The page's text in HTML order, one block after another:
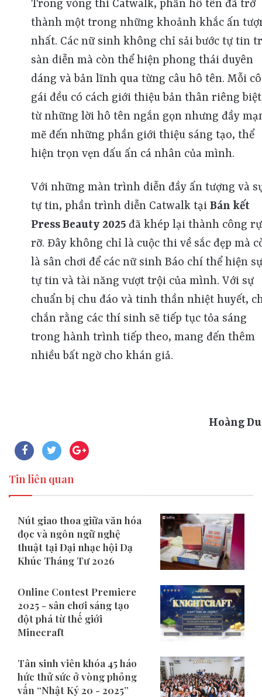
Trong vòng thi Catwalk, phần hô tên đã trở
thành một trong những khoảnh khắc ấn
nhất. Các nữ sinh không chỉ sải bước tự tin
sàn diễn mà còn thể hiện phong thái duyên
dáng và bản lĩnh qua từng câu hô tên. Mỗi cô
gái đều có cách giới thiệu bản thân riêng
từ những lời hô tên ngắn gọn nhưng đầy
mẽ đến những phần giới thiệu sáng tạo, thể
hiện trọn vẹn dấu ấn cá nhân của mình.
Với những màn trình diễn đầy ấn tượng và
tự tin, phần trình diễn Catwalk tại Bán kết
Press Beauty 2025đã khép lại thành công
rỡ. Đây không chỉ là cuộc thi về sắc đẹp mà
là sân chơi để các nữ sinh Báo chí thể hiện sự
tự tin và tài năng vượt trội của mình. Với sự
chuẩn bị chu đáo và tinh thần nhiệt huyết,
chắn rằng các thí sinh sẽ tiếp tục tỏa sáng
trong hành trình tiếp theo, mang đến thêm
nhiều bất ngờ cho khán giả.
Hoàng
Tin liên quan
Nút giao thoa giữa văn hóa
đọc và ngôn ngữ nghệ
thuật tại Đại nhạc hội Dạ
Khúc Tháng Tư 2026
Online Contest Premiere
2025 - sân chơi sáng tạo
đột phá từ thế giới
Minecraft
Tân sinh viên khóa 45 háo
hức thử sức ở vòng phỏng
vấn “Nhật Ký 20 - 2025”